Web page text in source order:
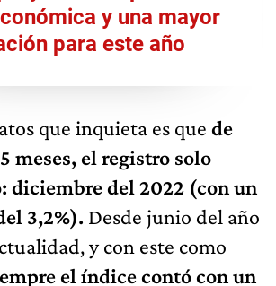
y una mayor
para este año
que inquieta es que de
meses, el registro solo
diciembre del 2022 (con un
3,2%). Desde junio del año
y con este como
el índice contó con un